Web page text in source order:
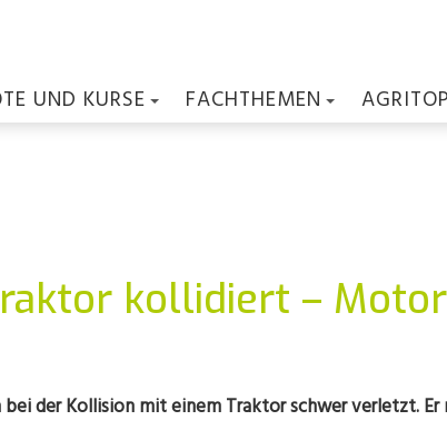
UND KURSE FACHTHEMEN AGRITOP
kollidiert –
der Kollision mit einem Traktor schwer verletzt.